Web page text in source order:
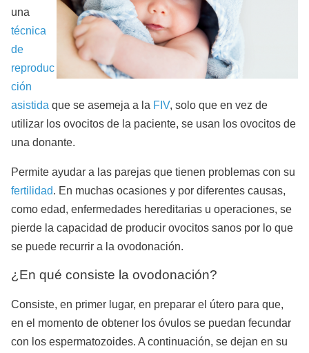
una
técnica
de
reproduc
ción
asistida que se asemeja a la FIV, solo que en vez de
utilizar los ovocitos de la paciente, se usan los ovocitos de
una donante.
Permite ayudar a las parejas que tienen problemas con su
fertilidad. En muchas ocasiones y por diferentes causas,
como edad, enfermedades hereditarias u operaciones, se
pierde la capacidad de producir ovocitos sanos por lo que
se puede recurrir a la ovodonación.
¿En qué consiste la ovodonación?
Consiste, en primer lugar, en preparar el útero para que,
en el momento de obtener los óvulos se puedan fecundar
con los espermatozoides. A continuación, se dejan en su